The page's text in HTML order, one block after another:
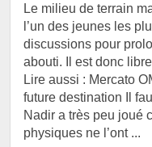
Le milieu de terrain
l’un des jeunes les
discussions pour
abouti. Il est donc
Lire aussi : Mercato
future destination Il
Nadir a très peu joué
physiques ne l’ont ...